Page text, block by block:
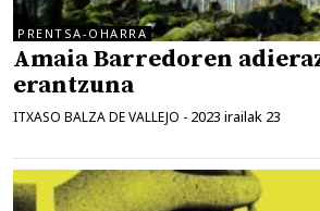
PRENTSA-OHARRA
Amaia Barredoren
erantzuna
ITXASO BALZA DE VALLEJO - 2023 irailak 23